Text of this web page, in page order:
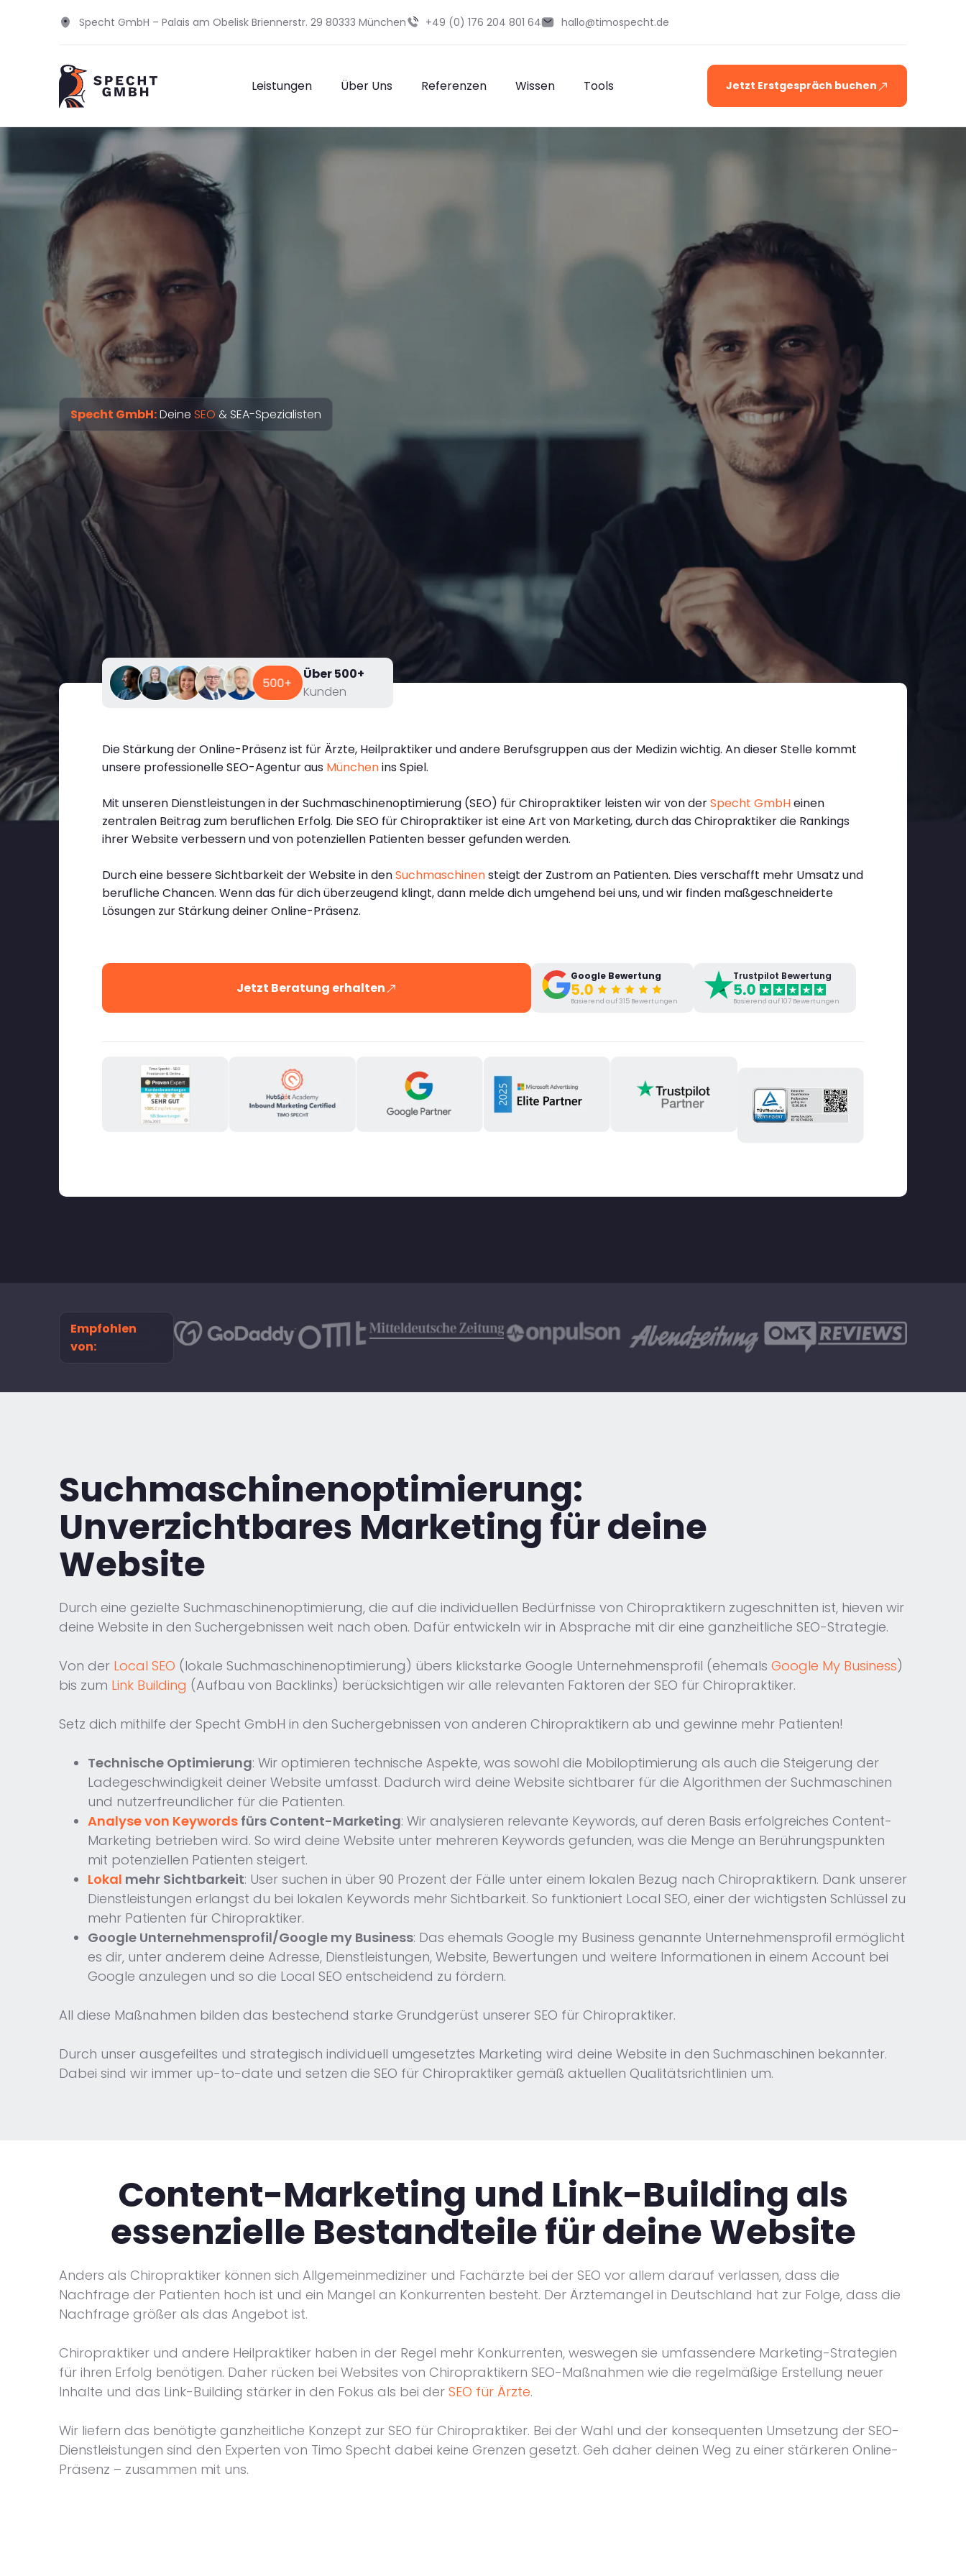
Specht GmbH – Palais am Obelisk Briennerstr. 29 80333 München +49 (0) 176 204 801 64 hallo@timospecht.de
Leistungen Über Uns Referenzen Wissen Tools Jetzt Erstgespräch buchen
Specht GmbH:Deine SEO & SEA-Spezialisten
Über 500+
Kunden
Die Stärkung der Online-Präsenz ist für Ärzte, Heilpraktiker und andere Berufsgruppen aus der Medizin wichtig. An dieser Stelle kommt
unsere professionelle SEO-Agentur aus Münchenins Spiel.
Mit unseren Dienstleistungen in der Suchmaschinenoptimierung (SEO) für Chiropraktiker leisten wir von derSpecht GmbHeinen
zentralen Beitrag zum beruflichen Erfolg. Die SEO für Chiropraktiker ist eine Art von Marketing, durch das Chiropraktiker die Rankings
ihrer Website verbessern und von potenziellen Patienten besser gefunden werden.
Durch eine bessere Sichtbarkeit der Website in denSuchmaschinensteigt der Zustrom an Patienten. Dies verschafft mehr Umsatz und
berufliche Chancen. Wenn das für dich überzeugend klingt, dann melde dich umgehend bei uns, und wir finden maßgeschneiderte
Lösungen zur Stärkung deiner Online-Präsenz.
Jetzt Beratung erhalten
Google Bewertung
Basierend auf 315 Bewertungen
Trustpilot Bewertung
Basierend auf 107 Bewertungen
Empfohlen
von:
Suchmaschinenoptimierung:
Unverzichtbares Marketing für deine
Website
Durch eine gezielte Suchmaschinenoptimierung, die auf die individuellen Bedürfnisse von Chiropraktikern zugeschnitten ist, hieven wir
deine Website in den Suchergebnissen weit nach oben. Dafür entwickeln wir in Absprache mit dir eine ganzheitliche SEO-Strategie.
Von der Local SEO (lokale Suchmaschinenoptimierung) übers klickstarke Google Unternehmensprofil (ehemals Google My Business)
bis zum Link Building (Aufbau von Backlinks) berücksichtigen wir alle relevanten Faktoren der SEO für Chiropraktiker.
Setz dich mithilfe der Specht GmbH in den Suchergebnissen von anderen Chiropraktikern ab und gewinne mehr Patienten!
Technische Optimierung: Wir optimieren technische Aspekte, was sowohl die Mobiloptimierung als auch die Steigerung der
Ladegeschwindigkeit deiner Website umfasst. Dadurch wird deine Website sichtbarer für die Algorithmen der Suchmaschinen
und nutzerfreundlicher für die Patienten.
Analyse von Keywords fürs Content-Marketing: Wir analysieren relevante Keywords, auf deren Basis erfolgreiches Content-
Marketing betrieben wird. So wird deine Website unter mehreren Keywords gefunden, was die Menge an Berührungspunkten
mit potenziellen Patienten steigert.
Lokal mehr Sichtbarkeit: User suchen in über 90 Prozent der Fälle unter einem lokalen Bezug nach Chiropraktikern. Dank unserer
Dienstleistungen erlangst du bei lokalen Keywords mehr Sichtbarkeit. So funktioniert Local SEO, einer der wichtigsten Schlüssel zu
mehr Patienten für Chiropraktiker.
Google Unternehmensprofil/Google my Business: Das ehemals Google my Business genannte Unternehmensprofil ermöglicht
es dir, unter anderem deine Adresse, Dienstleistungen, Website, Bewertungen und weitere Informationen in einem Account bei
Google anzulegen und so die Local SEO entscheidend zu fördern.
All diese Maßnahmen bilden das bestechend starke Grundgerüst unserer SEO für Chiropraktiker.
Durch unser ausgefeiltes und strategisch individuell umgesetztes Marketing wird deine Website in den Suchmaschinen bekannter.
Dabei sind wir immer up-to-date und setzen die SEO für Chiropraktiker gemäß aktuellen Qualitätsrichtlinien um.
Content-Marketing und Link-Buildingals
essenzielle Bestandteile für deine Website
Anders als Chiropraktiker können sich Allgemeinmediziner und Fachärzte bei der SEO vor allem darauf verlassen, dass die
Nachfrage der Patienten hoch ist und ein Mangel an Konkurrenten besteht. Der Ärztemangel in Deutschland hat zur Folge, dass die
Nachfrage größer als das Angebot ist.
Chiropraktiker und andere Heilpraktiker haben in der Regel mehr Konkurrenten, weswegen sie umfassendere Marketing-Strategien
für ihren Erfolg benötigen. Daher rücken bei Websites von Chiropraktikern SEO-Maßnahmen wie die regelmäßige Erstellung neuer
Inhalte und das Link-Building stärker in den Fokus als bei der SEO für Ärzte.
Wir liefern das benötigte ganzheitliche Konzept zur SEO für Chiropraktiker. Bei der Wahl und der konsequenten Umsetzung der SEO-
Dienstleistungen sind den Experten von Timo Specht dabei keine Grenzen gesetzt. Geh daher deinen Weg zu einer stärkeren Online-
Präsenz – zusammen mit uns.